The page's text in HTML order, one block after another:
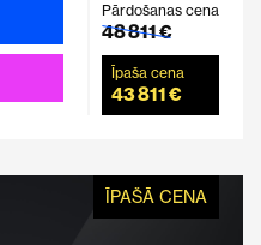
Pārdošanas cena
48 811 €
Īpaša cena
43 811 €
ĪPAŠĀ CENA